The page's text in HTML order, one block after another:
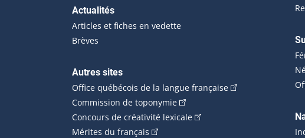
Actualités
Articles et fiches en vedette
Brèves
Autres sites
Office québécois de la langue française(Cet hyperlien
Commission de toponymie(Cet hyperlien externe s'ouvrira
Concours de créativité lexicale(Cet hyperlien externe
Mérites du français (Cet hyperlien externe s'ouvrira dans